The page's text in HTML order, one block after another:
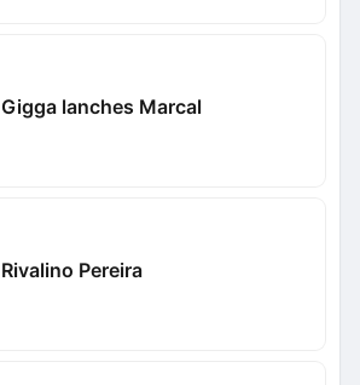
Gigga lanches Marcal
Rivalino Pereira